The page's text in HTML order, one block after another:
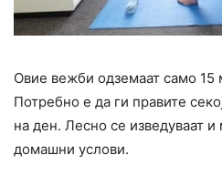
Овие вежби одземаат само 15
Потребно е да ги правите
на ден. Лесно се изведуваат
домашни услови.